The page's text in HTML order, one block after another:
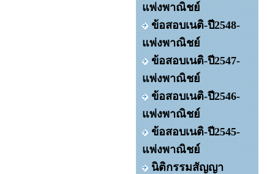
แพ่งพาณิชย์
ข้อสอบเนติ-ปี2548-
แพ่งพาณิชย์
ข้อสอบเนติ-ปี2547-
แพ่งพาณิชย์
ข้อสอบเนติ-ปี2546-
แพ่งพาณิชย์
ข้อสอบเนติ-ปี2545-
แพ่งพาณิชย์
นิติกรรมสัญญา